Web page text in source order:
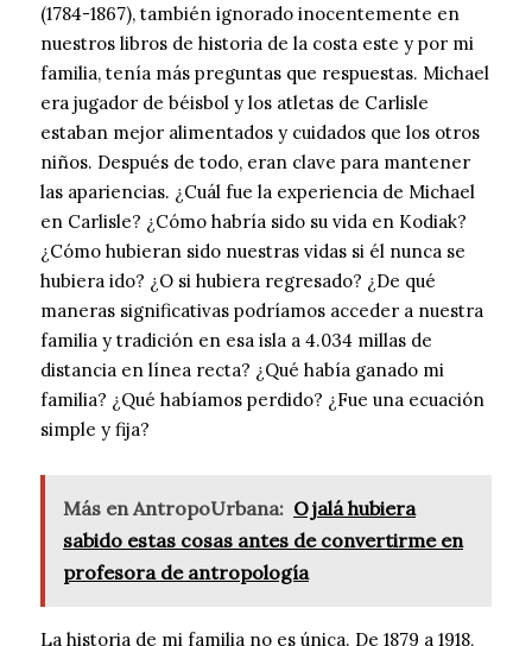
(1784-1867), también ignorado inocentemente en
nuestros libros de historia de la costa este y por mi
familia, tenía más preguntas que respuestas. Michael
era jugador de béisbol y los atletas de Carlisle
estaban mejor alimentados y cuidados que los otros
niños. Después de todo, eran clave para mantener
las apariencias. ¿Cuál fue la experiencia de Michael
en Carlisle? ¿Cómo habría sido su vida en Kodiak?
¿Cómo hubieran sido nuestras vidas si él nunca se
hubiera ido? ¿O si hubiera regresado? ¿De qué
maneras significativas podríamos acceder a nuestra
familia y tradición en esa isla a 4.034 millas de
distancia en línea recta? ¿Qué había ganado mi
familia? ¿Qué habíamos perdido? ¿Fue una ecuación
simple y fija?
Más en AntropoUrbana: Ojalá hubiera
sabido estas cosas antes de convertirme en
profesora de antropología
La historia de mi familia no es única. De 1879 a 1918,